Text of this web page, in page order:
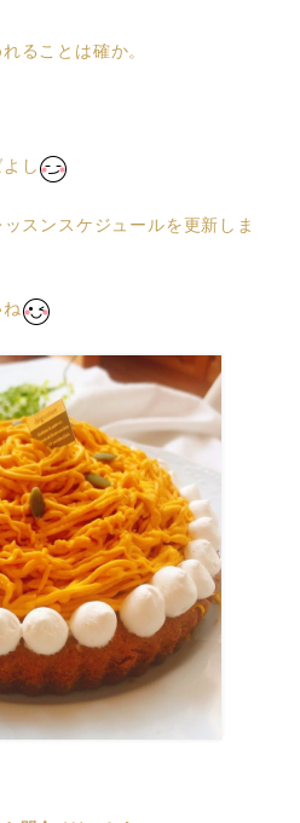
ることは確か。
し
スンスケジュールを更新しま